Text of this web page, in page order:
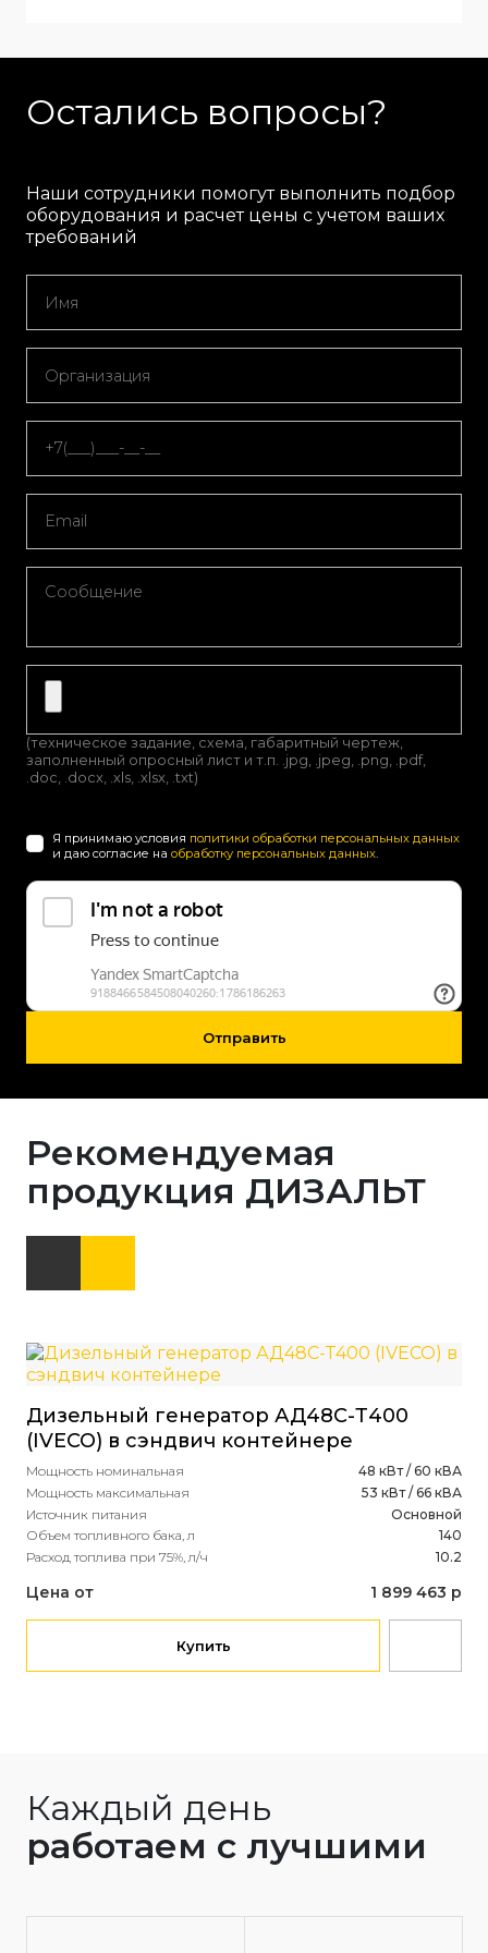
Остались вопросы?
Наши сотрудники помогут выполнить подбор
оборудования и расчет цены с учетом ваших
требований
(техническое задание, схема, габаритный чертеж,
заполненный опросный лист и т.п. .jpg, .jpeg, .png, .pdf,
.doc, .docx, .xls, .xlsx, .txt)
Я принимаю условия политики обработки персональных данных
и даю согласие на обработку персональных данных.
Отправить
Рекомендуемая
продукция ДИЗАЛЬТ
Дизельный генератор АД48С-Т400
(IVECO) в сэндвич контейнере
Мощность номинальная
48 кВт / 60 кВА
Мощность максимальная
53 кВт / 66 кВА
Источник питания
Основной
Объем топливного бака, л
140
Расход топлива при 75%, л/ч
10.2
Цена от 1 899 463 р
Купить
Каждый день
работаем с лучшими